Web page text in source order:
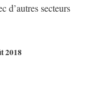
d’autres secteurs
2018